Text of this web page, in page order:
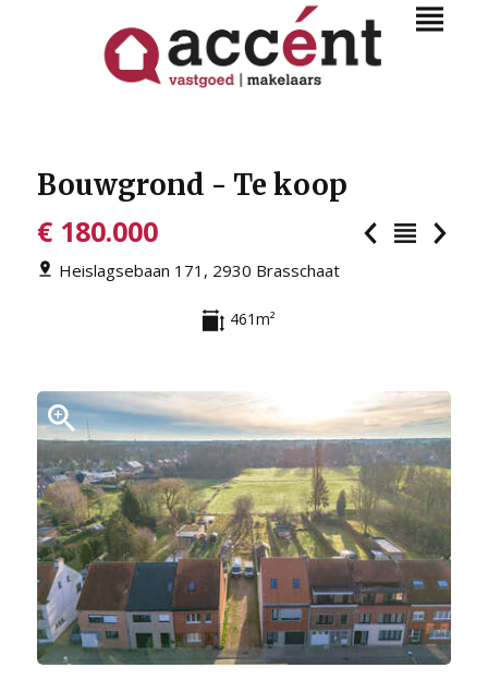
Bouwgrond - Te koop
€ 180.000
Heislagsebaan 171, 2930 Brasschaat
461m²